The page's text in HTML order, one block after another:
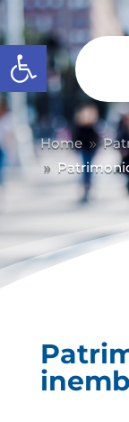
Abrir barra de
Home 9
9